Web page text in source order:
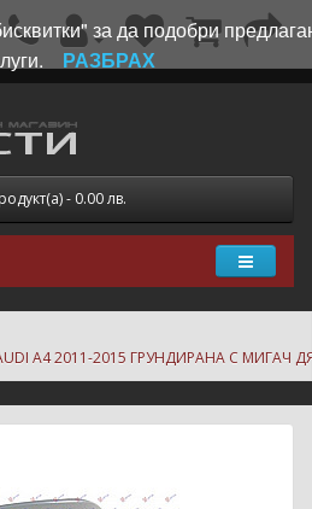
- 0.00 лв.
A4 2011-2015 ГРУНДИРАНА С МИГАЧ
за да подобри
РАЗБРАХ